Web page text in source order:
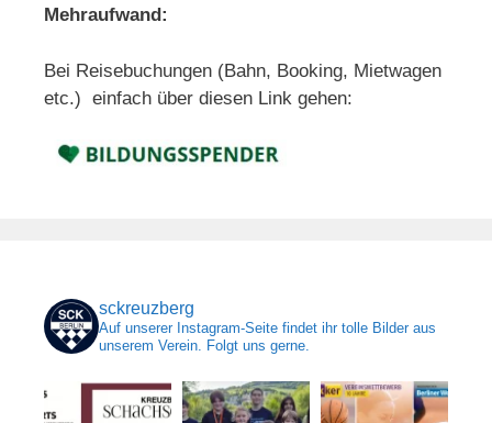
Mehraufwand:
Bei Reisebuchungen (Bahn, Booking, Mietwagen
etc.) einfach über diesen Link gehen:
sckreuzberg
Auf unserer Instagram-Seite findet ihr tolle Bilder aus
unserem Verein. Folgt uns gerne.